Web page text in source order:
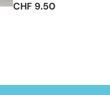
CHF 9.50